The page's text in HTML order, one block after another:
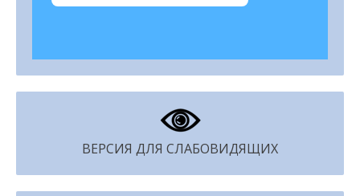
ВЕРСИЯ ДЛЯ СЛАБОВИДЯЩИХ